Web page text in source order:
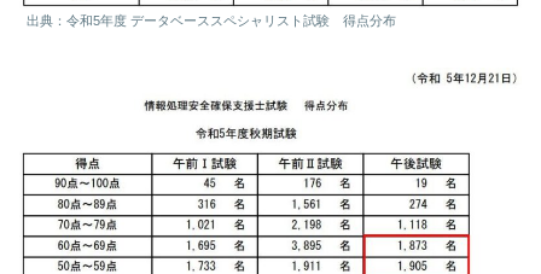
出典：令和5年度 データベーススペシャリスト試験 得点分布